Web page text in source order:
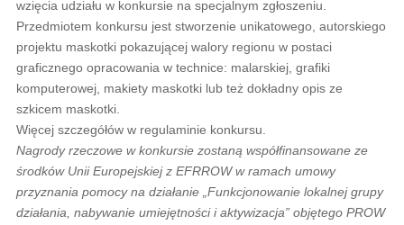
wzięcia udziału w konkursie na specjalnym zgłoszeniu.
Przedmiotem konkursu jest stworzenie unikatowego, autorskiego
projektu maskotki pokazującej walory regionu w postaci
graficznego opracowania w technice: malarskiej, grafiki
komputerowej, makiety maskotki lub też dokładny opis ze
szkicem maskotki.
Więcej szczegółów w regulaminie konkursu.
Nagrody rzeczowe w konkursie zostaną współfinansowane ze
środków Unii Europejskiej z EFRROW w ramach umowy
przyznania pomocy na działanie „Funkcjonowanie lokalnej grupy
działania, nabywanie umiejętności i aktywizacja” objętego PROW